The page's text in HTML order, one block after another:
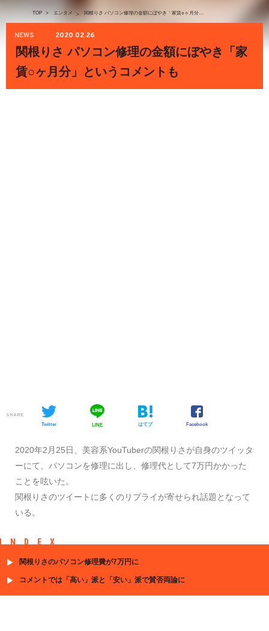
TOP > エンタメ > 関根りさ パソコン修理の金額にぼやき「家賃○ヶ月分」というコメントも
NEWS 2020.02.26
関根りさ パソコン修理の金額にぼやき「家
賃○ヶ月分」というコメントも
SHARE
Twitter LINE はてブ Facebook
2020年2月25日、美容系YouTuberの関根りさが自身のツイッタ
ーにて、パソコンを修理に出し、修理代として7万円かかった
ことを呟いた。
関根りさのツイートに多くのリプライが寄せられ話題となって
いる。
INDEX
関根りさのパソコン修理費が7万円に
コメントでは「高い」派と「安い」派で賛否両論に